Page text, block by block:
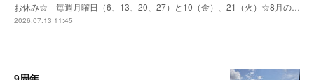
お休み☆ 毎週月曜日（6、13、20、27）と10（金）、21（火）☆8月の…
2026.07.13 11:45